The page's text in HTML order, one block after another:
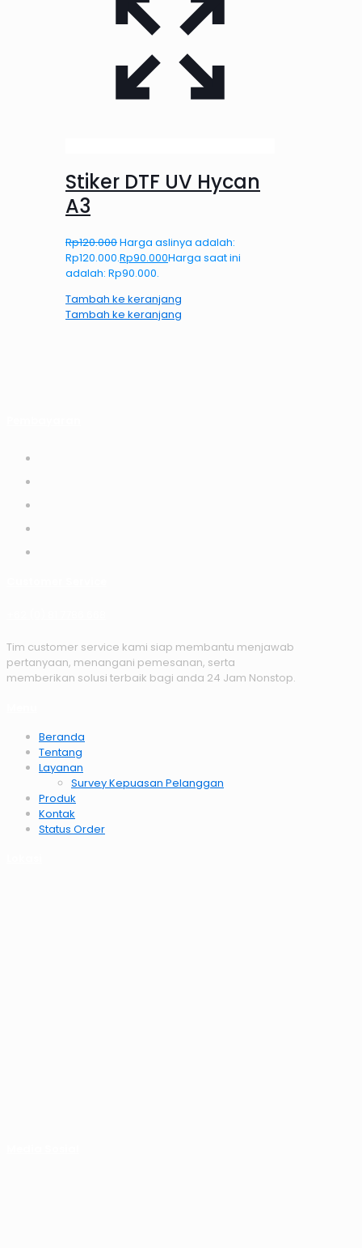
Stiker DTF UV Hycan
A3
Rp120.000Harga aslinya adalah:
Rp120.000.Rp90.000Harga saat ini
adalah: Rp90.000.
Tambah ke keranjang
Tambah ke keranjang
Tim customer service kami siap membantu menjawab
pertanyaan, menangani pemesanan, serta
memberikan solusi terbaik bagi anda 24 Jam Nonstop.
Beranda
Tentang
Layanan
Survey Kepuasan Pelanggan
Produk
Kontak
Status Order